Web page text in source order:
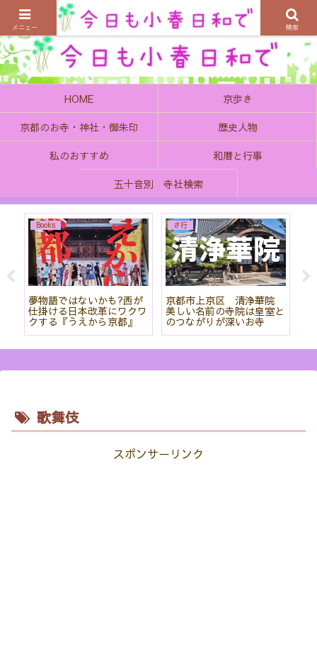
京都の町で歴史を楽しむ、そんなゆったり気分を感じてみませんか
HOME
京歩き
京都のお寺・神社・御朱印
歴史人物
私のおすすめ
和暦と行事
五十音別 寺社検索
Books
夢物語ではないかも?西が
仕掛ける日本改革にワクワ
クする『うえから京都』
さ行
京都市上京区 清浄華院
美しい名前の寺院は皇室と
のつながりが深いお寺
歌舞伎
スポンサーリンク
メニュー 検索